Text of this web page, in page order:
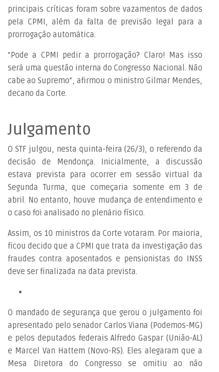
principais críticas foram sobre vazamentos de dados
pela CPMI, além da falta de previsão legal para a
prorrogação automática.
“Pode a CPMI pedir a prorrogação? Claro! Mas isso
será uma questão interna do Congresso Nacional. Não
cabe ao Supremo“, afirmou o ministro Gilmar Mendes,
decano da Corte.
Julgamento
O STF julgou, nesta quinta-feira (26/3), o referendo da
decisão de Mendonça. Inicialmente, a discussão
estava prevista para ocorrer em sessão virtual da
Segunda Turma, que começaria somente em 3 de
abril. No entanto, houve mudança de entendimento e
o caso foi analisado no plenário físico.
Assim, os 10 ministros da Corte votaram. Por maioria,
ficou decido que a CPMI que trata da investigação das
fraudes contra aposentados e pensionistas do INSS
deve ser finalizada na data prevista.
O mandado de segurança que gerou o julgamento foi
apresentado pelo senador Carlos Viana (Podemos-MG)
e pelos deputados federais Alfredo Gaspar (União-AL)
e Marcel Van Hattem (Novo-RS). Eles alegaram que a
Mesa Diretora do Congresso se omitiu ao não